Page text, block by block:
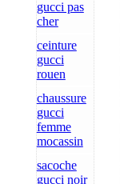
gucci pas
cher
ceinture
gucci
rouen
chaussure
gucci
femme
mocassin
sacoche
gucci noir